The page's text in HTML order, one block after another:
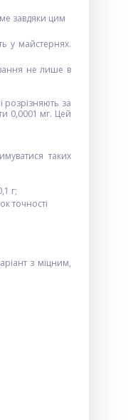
завдяки цим
у майстернях.
не лише в
розрізняють за
0,0001 мг. Цей
таких
г;
точності
з міцним,